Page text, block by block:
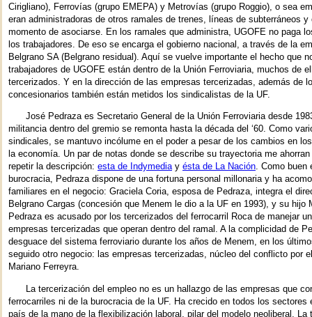
Cirigliano), Ferrovías (grupo EMEPA) y Metrovías (grupo Roggio), o sea
eran administradoras de otros ramales de trenes, líneas de subterráneos
momento de asociarse. En los ramales que administra, UGOFE no paga
los trabajadores. De eso se encarga el gobierno nacional, a través de la
Belgrano SA (Belgrano residual). Aquí se vuelve importante el hecho que
trabajadores de UGOFE están dentro de la Unión Ferroviaria, muchos de
tercerizados. Y en la dirección de las empresas tercerizadas, además de
concesionarios también están metidos los sindicalistas de la UF.
José Pedraza es Secretario General de la Unión Ferroviaria desde
militancia dentro del gremio se remonta hasta la década del ‘60. Como
sindicales, se mantuvo incólume en el poder a pesar de los cambios en
la economía. Un par de notas donde se describe su trayectoria me
repetir la descripción: esta de Indymediay ésta de La Nación. Como buen
burocracia, Pedraza dispone de una fortuna personal millonaria y ha
familiares en el negocio: Graciela Coria, esposa de Pedraza, integra el
Belgrano Cargas (concesión que Menem le dio a la UF en 1993), y su hijo
Pedraza es acusado por los tercerizados del ferrocarril Roca de manejar
empresas tercerizadas que operan dentro del ramal. A la complicidad de
desguace del sistema ferroviario durante los años de Menem, en los
seguido otro negocio: las empresas tercerizadas, núcleo del conflicto por
Mariano Ferreyra.
La tercerización del empleo no es un hallazgo de las empresas que
ferrocarriles ni de la burocracia de la UF. Ha crecido en todos los sectores
país de la mano de la flexibilización laboral, pilar del modelo neoliberal. La